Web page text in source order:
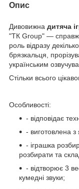
Опис
Дивовижна дитяча
"ТК Group" —
роль відразу
брязкальця,
українським
Стільки всього
Особливості:
- відповідає
- виготовлена з
- іграшка
розбирати та
- відтворює 3
кумедні звуки;